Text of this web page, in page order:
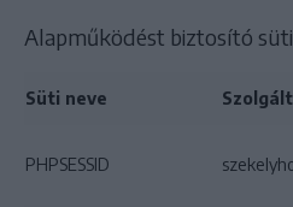
Alapműködést biztosító
Süti neve
PHPSESSID